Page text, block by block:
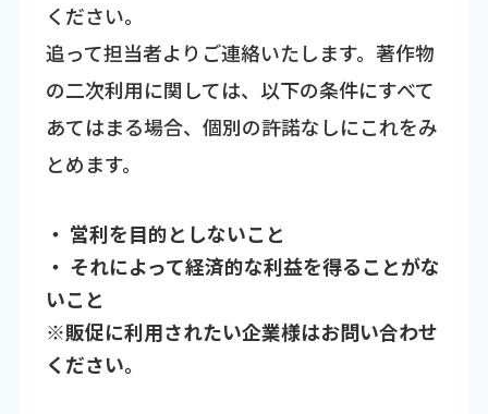
ください。
追って担当者よりご連絡いたします。著作物
の二次利用に関しては、以下の条件にすべて
あてはまる場合、個別の許諾なしにこれをみ
とめます。
・ 営利を目的としないこと
・ それによって経済的な利益を得ることがな
いこと
※販促に利用されたい企業様はお問い合わせ
ください。